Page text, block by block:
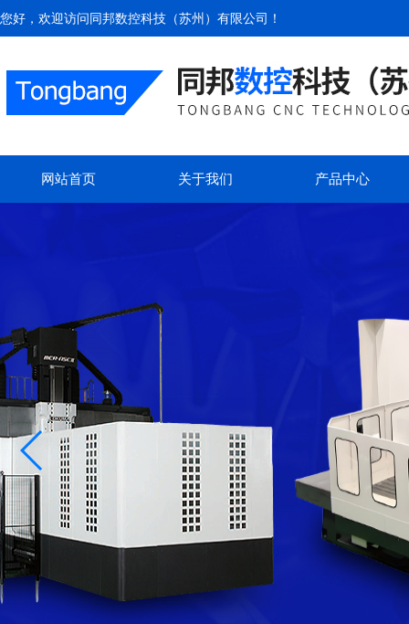
您好，欢迎访问同邦数控科技（苏州）有限公司 ！
网站首页 关于我们 产品中心